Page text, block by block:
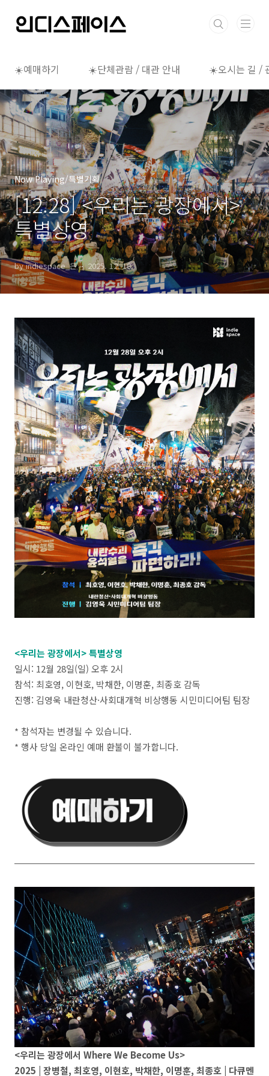
☀️예매하기 ☀️단체관람 / 대관 안내 ☀️오시는 길 /
Now Playing/특별기획
[12.28] <우리는 광장에서>
특별상영
by indiespace_은 2025. 12. 18.
<우리는 광장에서> 특별상영
일시: 12월 28일(일) 오후 2시
참석: 최호영, 이현호, 박채한, 이명훈, 최종호 감독
진행: 김영욱 내란청산·사회대개혁 비상행동 시민미디어팀 팀장
* 참석자는 변경될 수 있습니다.
* 행사 당일 온라인 예매 환불이 불가합니다.
<우리는 광장에서 Where We Become Us>
2025 | 장병철, 최호영, 이현호, 박채한, 이명훈, 최종호 | 다큐멘